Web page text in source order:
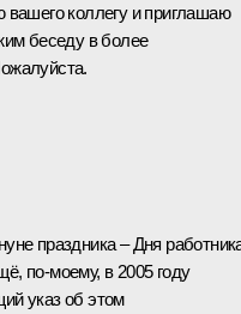
коллегу и приглашаю
беседу в более
праздника – Дня
по‑моему, в 2005 году
указ об этом